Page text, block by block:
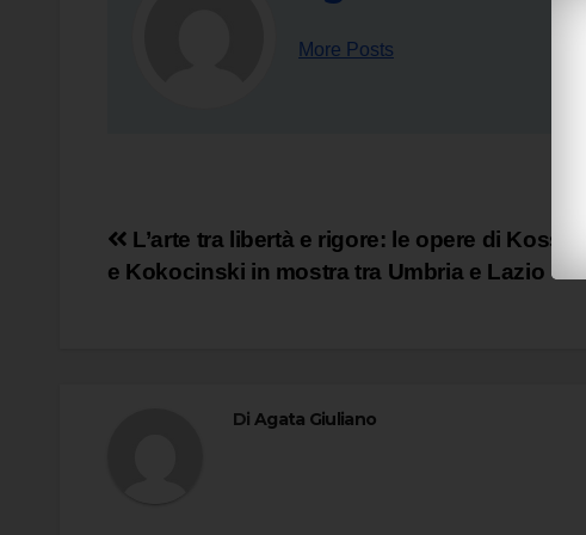
More Posts
Navigazione
L’arte tra libertà e rigore: le opere di Kossuth
e Kokocinski in mostra tra Umbria e Lazio
Di Agata Giuliano